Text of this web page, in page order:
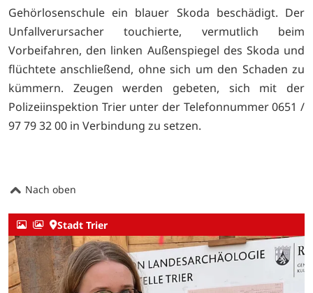
Gehörlosenschule ein blauer Skoda beschädigt. Der
Unfallverursacher touchierte, vermutlich beim
Vorbeifahren, den linken Außenspiegel des Skoda und
flüchtete anschließend, ohne sich um den Schaden zu
kümmern. Zeugen werden gebeten, sich mit der
Polizeiinspektion Trier unter der Telefonnummer 0651 /
97 79 32 00 in Verbindung zu setzen.
Nach oben
Stadt Trier